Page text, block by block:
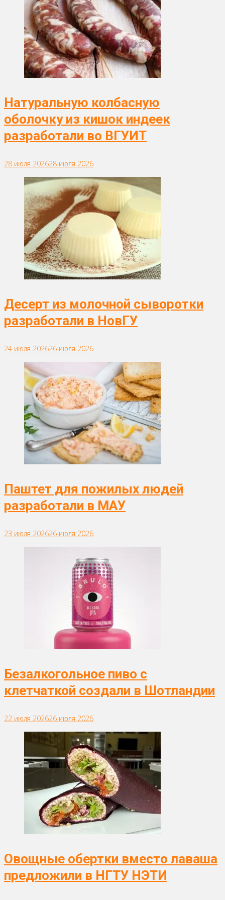
Натуральную колбасную
оболочку из кишок индеек
разработали во ВГУИТ
28 июля 202628 июля 2026
Десерт из молочной сыворотки
разработали в НовГУ
24 июля 202626 июля 2026
Паштет для пожилых людей
разработали в МАУ
23 июля 202626 июля 2026
Безалкогольное пиво с
клетчаткой создали в Шотландии
22 июля 202626 июля 2026
Овощные обертки вместо лаваша
предложили в НГТУ НЭТИ